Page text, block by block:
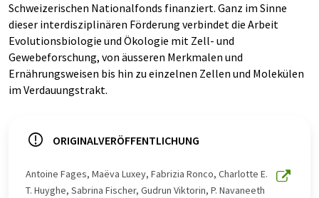
Schweizerischen Nationalfonds finanziert. Ganz im Sinne
dieser interdisziplinären Förderung verbindet die Arbeit
Evolutionsbiologie und Ökologie mit Zell- und
Gewebeforschung, von äusseren Merkmalen und
Ernährungsweisen bis hin zu einzelnen Zellen und Molekülen
im Verdauungstrakt.
ORIGINALVERÖFFENTLICHUNG
Antoine Fages, Maëva Luxey, Fabrizia Ronco, Charlotte E.
T. Huyghe, Sabrina Fischer, Gudrun Viktorin, P. Navaneeth